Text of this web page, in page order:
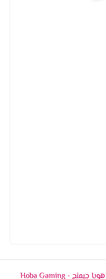
هوبا جيمنج - Hoba Gaming